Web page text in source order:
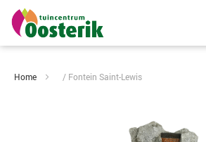
Home Fontein Saint-Lewis